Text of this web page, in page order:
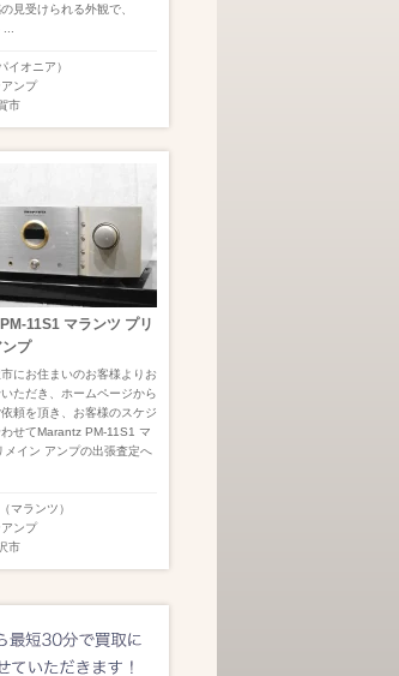
見受けられる外観で、
イオニア）
ンプ
市
11S1 マランツ プリ
ンプ
にお住まいのお客様よりお
ただき、ホームページから
依頼を頂き、お客様のスケジ
わせてMarantz PM-11S1 マ
メイン アンプの出張査定へ
マランツ）
ンプ
市